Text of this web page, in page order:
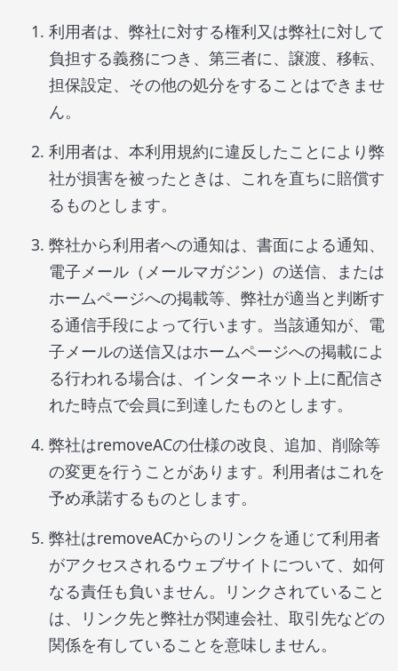
利用者は、弊社に対する権利又は弊社に対して
負担する義務につき、第三者に、譲渡、移転、
担保設定、その他の処分をすることはできませ
ん。
利用者は、本利用規約に違反したことにより弊
社が損害を被ったときは、これを直ちに賠償す
るものとします。
弊社から利用者への通知は、書面による通知、
電子メール（メールマガジン）の送信、または
ホームページへの掲載等、弊社が適当と判断す
る通信手段によって行います。当該通知が、電
子メールの送信又はホームページへの掲載によ
る行われる場合は、インターネット上に配信さ
れた時点で会員に到達したものとします。
弊社はremoveACの仕様の改良、追加、削除等
の変更を行うことがあります。利用者はこれを
予め承諾するものとします。
弊社はremoveACからのリンクを通じて利用者
がアクセスされるウェブサイトについて、如何
なる責任も負いません。リンクされていること
は、リンク先と弊社が関連会社、取引先などの
関係を有していることを意味しません。